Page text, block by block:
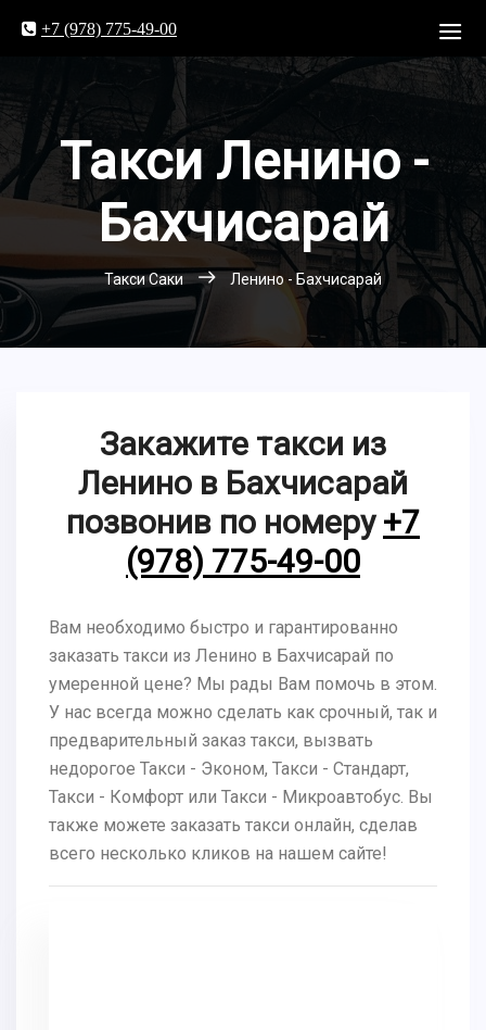
+7 (978) 775-49-00
Такси Ленино -
Бахчисарай
Такси Саки Ленино - Бахчисарай
Закажите такси из
Ленино в Бахчисарай
позвонив по номеру +7
(978) 775-49-00
Вам необходимо быстро и гарантированно
заказать такси из Ленино в Бахчисарай по
умеренной цене? Мы рады Вам помочь в этом.
У нас всегда можно сделать как срочный, так и
предварительный заказ такси, вызвать
недорогое Такси - Эконом, Такси - Стандарт,
Такси - Комфорт или Такси - Микроавтобус. Вы
также можете заказать такси онлайн, сделав
всего несколько кликов на нашем сайте!